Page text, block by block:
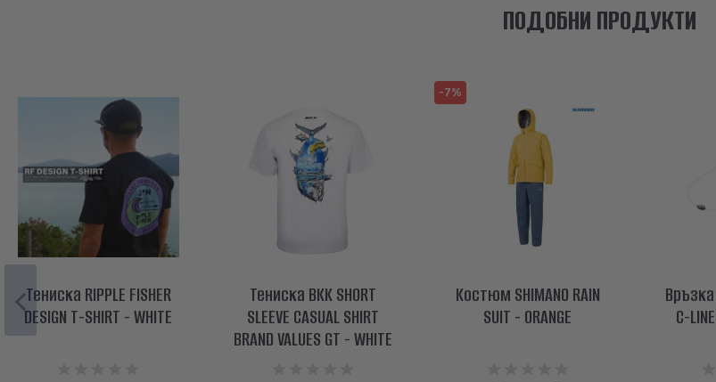
ПОДОБНИ ПРОДУКТИ
Тениска RIPPLE FISHER
DESIGN T-SHIRT - WHITE
Тениска BKK SHORT
SLEEVE CASUAL SHIRT
BRAND VALUES GT - WHITE
-7%
Kостюм SHIMANO RAIN
SUIT - ORANGE
Връзка
C-